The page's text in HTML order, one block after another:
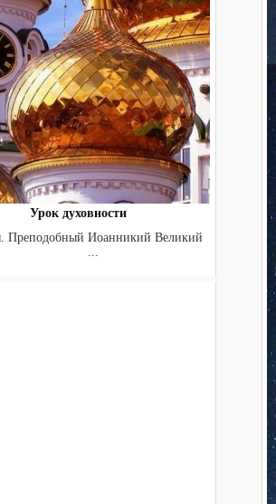
Урок духовности
Преподобный Иоанникий Великий